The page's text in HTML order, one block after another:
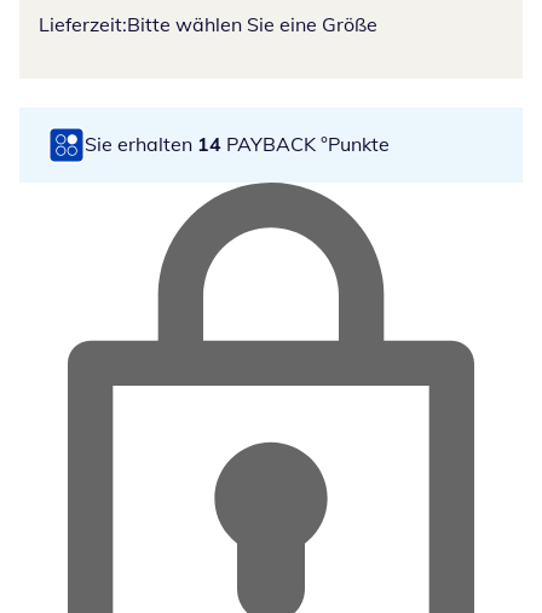
Lieferzeit:Bitte wählen Sie eine Größe
Sie erhalten 14 PAYBACK °Punkte